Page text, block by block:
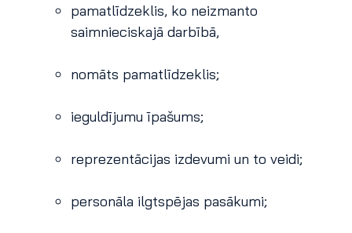
pamatlīdzeklis, ko neizmanto
saimnieciskajā darbībā,
nomāts pamatlīdzeklis;
ieguldījumu īpašums;
reprezentācijas izdevumi un to veidi;
personāla ilgtspējas pasākumi;